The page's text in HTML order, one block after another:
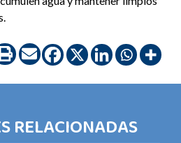
RELACIONADAS